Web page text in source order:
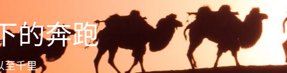
的奔跑
至千里